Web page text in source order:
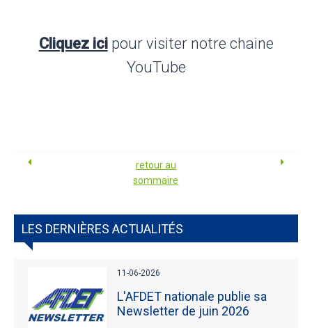
Cliquez icipour visiter notre chaine
YouTube
retour au
sommaire
LES DERNIÈRES ACTUALITÉS
11-06-2026
L'AFDET nationale publie sa
Newsletter de juin 2026